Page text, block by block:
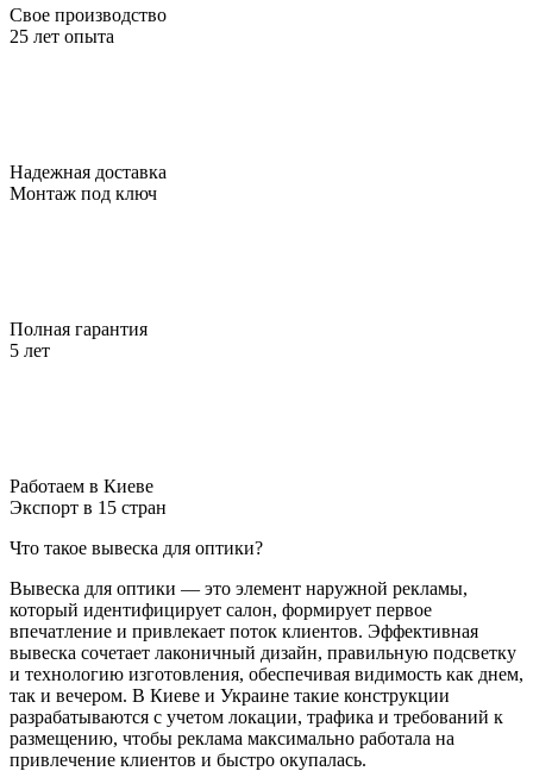
Свое производство
25 лет опыта
Надежная доставка
Монтаж под ключ
Полная гарантия
5 лет
Работаем в Киеве
Экспорт в 15 стран
Что такое вывеска для оптики?
Вывеска для оптики — это элемент наружной рекламы,
который идентифицирует салон, формирует первое
впечатление и привлекает поток клиентов. Эффективная
вывеска сочетает лаконичный дизайн, правильную подсветку
и технологию изготовления, обеспечивая видимость как днем,
так и вечером. В Киеве и Украине такие конструкции
разрабатываются с учетом локации, трафика и требований к
размещению, чтобы реклама максимально работала на
привлечение клиентов и быстро окупалась.